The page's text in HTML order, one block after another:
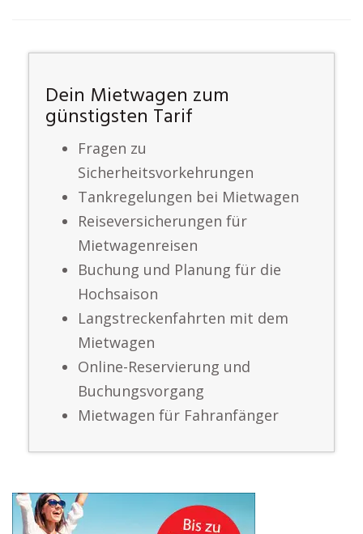
Dein Mietwagen zum
günstigsten Tarif
Fragen zu
Sicherheitsvorkehrungen
Tankregelungen bei Mietwagen
Reiseversicherungen für
Mietwagenreisen
Buchung und Planung für die
Hochsaison
Langstreckenfahrten mit dem
Mietwagen
Online-Reservierung und
Buchungsvorgang
Mietwagen für Fahranfänger